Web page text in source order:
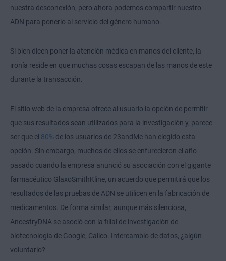
nuestra desconexión, pero ahora podemos compartir nuestro
ADN para ponerlo al servicio del género humano.
Si bien dicen poner la atención médica en manos del cliente, la
ironía reside en que muchas cosas escapan de las manos de este
durante la transacción.
El sitio web de la empresa ofrece al usuario la opción de permitir
que sus resultados sean utilizados para la investigación y, parece
ser que el 80% de los usuarios de 23andMe han elegido esta
opción. Sin embargo, muchos de ellos se enfurecieron el año
pasado cuando la empresa anunció su asociación con el gigante
farmacéutico GlaxoSmithKline, un acuerdo que permitirá que los
resultados de las pruebas de ADN se utilicen en la fabricación de
medicamentos. De forma similar, aunque más silenciosa,
AncestryDNA se asoció con la filial de investigación de
biotecnología de Google, Calico. Intercambio de datos, ¿algún
voluntario?